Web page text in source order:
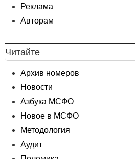
Реклама
Авторам
Читайте
Архив номеров
Новости
Азбука МСФО
Новое в МСФО
Методология
Аудит